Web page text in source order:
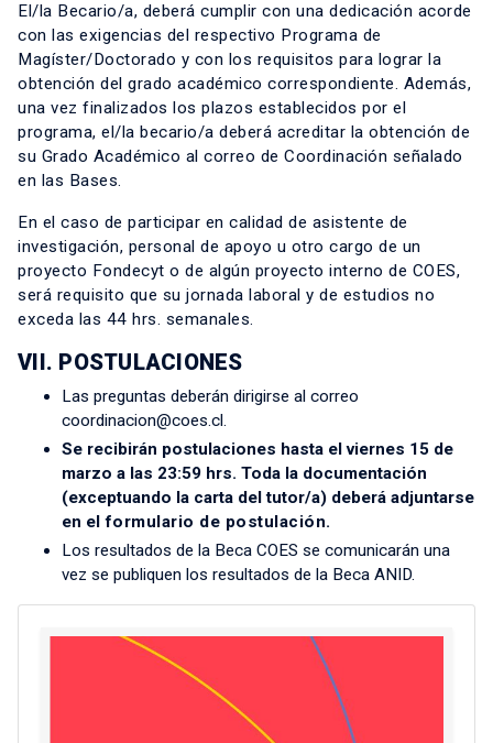
El/la Becario/a, deberá cumplir con una dedicación acorde
con las exigencias del respectivo Programa de
Magíster/Doctorado y con los requisitos para lograr la
obtención del grado académico correspondiente. Además,
una vez finalizados los plazos establecidos por el
programa, el/la becario/a deberá acreditar la obtención de
su Grado Académico al correo de Coordinación señalado
en las Bases.
En el caso de participar en calidad de asistente de
investigación, personal de apoyo u otro cargo de un
proyecto Fondecyt o de algún proyecto interno de COES,
será requisito que su jornada laboral y de estudios no
exceda las 44 hrs. semanales.
VII. POSTULACIONES
Las preguntas deberán dirigirse al correo
coordinacion@coes.cl.
Se recibirán postulaciones hasta el viernes 15 de
marzo a las 23:59 hrs. Toda la documentación
(exceptuando la carta del tutor/a) deberá adjuntarse
en el formulario de postulación.
Los resultados de la Beca COES se comunicarán una
vez se publiquen los resultados de la Beca ANID.